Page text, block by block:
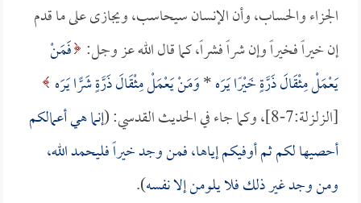
الجزاء والحساب، وأن الإنسان سيحاسب، ويجازى على ما قدم
إن خيراً فخيراً وإن شراً فشراً، كما قال الله عز وجل: فَمَنْ
يَعْمَلْ مِثْقَالَ ذَرَّةٍ خَيْرًا يَرَه*وَمَنْ يَعْمَلْ مِثْقَالَ ذَرَّةٍ شَرًّا يَرَه
[الزلزلة:7-8]، وكما جاء في الحديث القدسي: (
إنما هي أعمالكم
أحصيها لكم ثم أوفيكم إياها، فمن وجد خيراً فليحمد الله،
ومن وجد غير ذلك فلا يلومن إلا نفسه).